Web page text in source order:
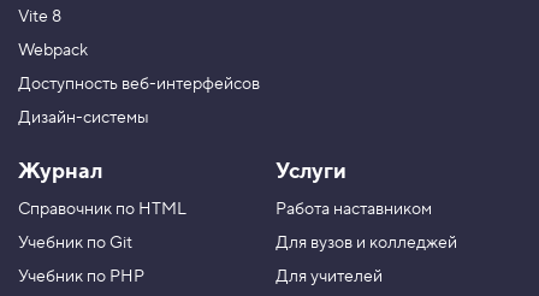
Vite 8
Webpack
Доступность веб-интерфейсов
Дизайн-системы
Журнал
Справочник по HTML
Учебник по Git
Учебник по PHP
Услуги
Работа наставником
Для вузов и колледжей
Для учителей